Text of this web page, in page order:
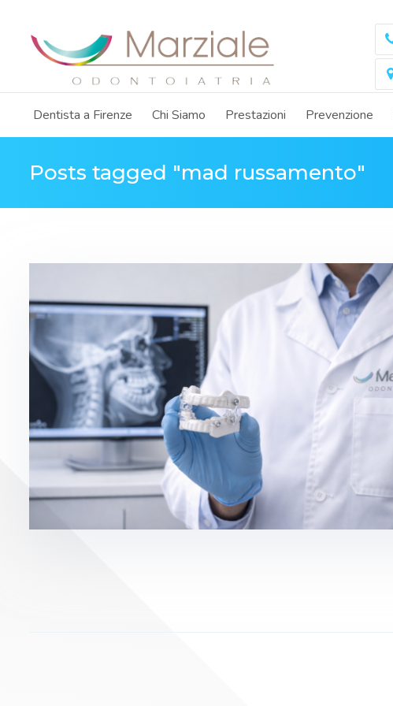
Dentista a Firenze Chi Siamo Prestazioni Prevenzione
Posts tagged "mad russamento"